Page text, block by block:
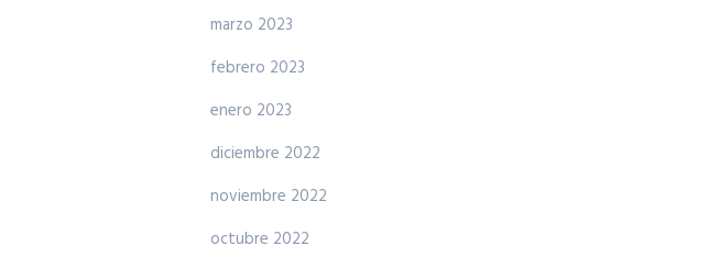
marzo 2023
febrero 2023
enero 2023
diciembre 2022
noviembre 2022
octubre 2022